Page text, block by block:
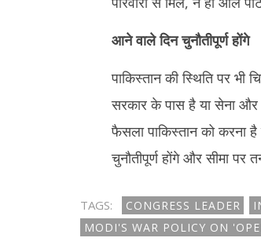
आने वाले दिन चुनौतीपूर्ण होंगे
पाकिस्तान की स्थिति पर भी
सरकार के पास है या सेना और
फैसला पाकिस्तान को करना है
चुनौतीपूर्ण होंगे और सीमा
TAGS: CONGRESS LEADER
MODI'S WAR POLICY ON